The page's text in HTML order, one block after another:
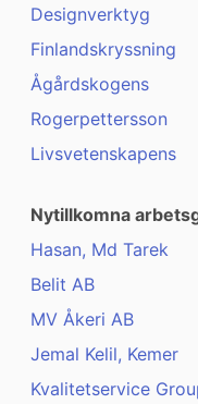
Designverktyg
Finlandskryssning
Ågårdskogens
Rogerpettersson
Livsvetenskapens
Nytillkomna
Hasan, Md Tarek
Belit AB
MV Åkeri AB
Jemal Kelil, Kemer
Kvalitetservice